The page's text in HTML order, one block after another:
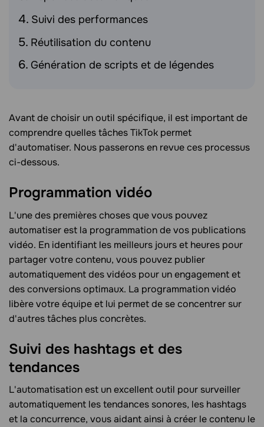
Suivi des performances
Réutilisation du contenu
Génération de scripts et de légendes
Avant de choisir un outil spécifique, il est important de
comprendre quelles tâches TikTok permet
d'automatiser. Nous passerons en revue ces processus
ci-dessous.
Programmation vidéo
L'une des premières choses que vous pouvez
automatiser est la programmation de vos publications
vidéo. En identifiant les meilleurs jours et heures pour
partager votre contenu, vous pouvez publier
automatiquement des vidéos pour un engagement et
des conversions optimaux. La programmation vidéo
libère votre équipe et lui permet de se concentrer sur
d'autres tâches plus concrètes.
Suivi des hashtags et des
tendances
L'automatisation est un excellent outil pour surveiller
automatiquement les tendances sonores, les hashtags
et la concurrence, vous aidant ainsi à créer le contenu le